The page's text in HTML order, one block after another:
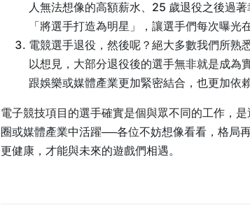
人無法想像的高額薪水、25 歲退役之後過
「將選手打造為明星」，讓選手們每次曝光
電競選手退役，然後呢？絕大多數我們所熟
以想見，大部分退役後的選手無非就是成為
跟娛樂或媒體產業更加緊密結合，也更加依
電子競技項目的選手確實是個與眾不同的工作，
圈或媒體產業中活躍──各位不妨想像看看，格局
更健康，才能與未來的遊戲們相遇。